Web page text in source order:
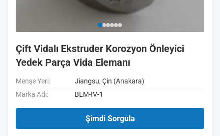
Çift Vidalı Ekstruder Korozyon Önleyici
Yedek Parça Vida Elemanı
Menşe Yeri:
Jiangsu, Çin (Anakara)
Marka Adı:
BLM-IV-1
Şimdi Sorgula